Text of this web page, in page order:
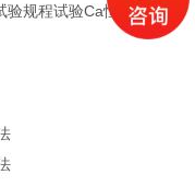
规程试验Ca恒定湿热试